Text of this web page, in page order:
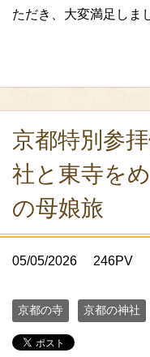
ただき、大変満足しま
京都特別参
社と東寺を
の母娘旅
05/05/2026 246PV
京都の寺 京都の神社